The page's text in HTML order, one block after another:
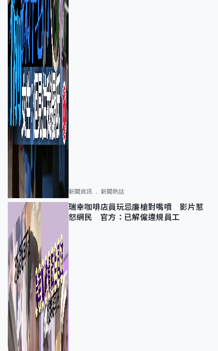
新聞資訊 新聞熱話
瑞幸咖啡店員玩忌廉槍對嘴噴 影片惹
怒網民 官方：已解僱違規員工